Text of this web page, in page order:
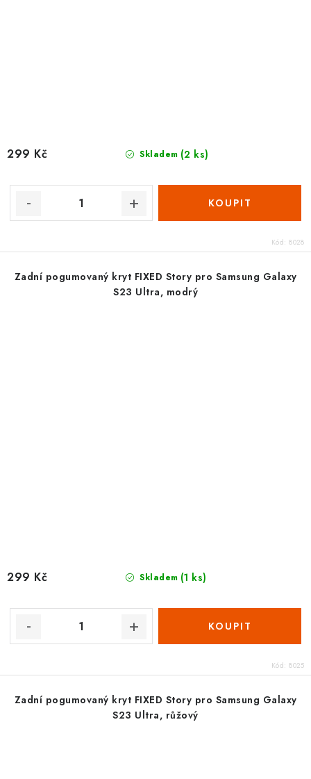
Skladem (2 ks)
299 Kč
Kód: 8028
Zadní pogumovaný kryt FIXED Story pro Samsung Galaxy
S23 Ultra, modrý
Skladem (1 ks)
299 Kč
Kód: 8025
Zadní pogumovaný kryt FIXED Story pro Samsung Galaxy
S23 Ultra, růžový